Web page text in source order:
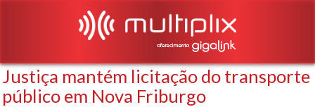
Justiça mantém licitação do transporte
público em Nova Friburgo